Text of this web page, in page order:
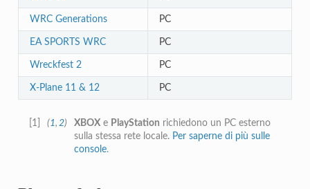
WRC Generations PC
EA SPORTS WRC PC
Wreckfest 2 PC
X-Plane 11 & 12 PC
1 (1, 2) XBOX e PlayStation richiedono un PC esterno
sulla stessa rete locale. Per saperne di più sulle
console.